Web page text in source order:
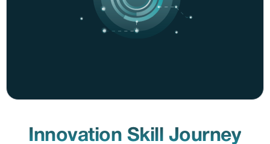
Innovation Skill Journey